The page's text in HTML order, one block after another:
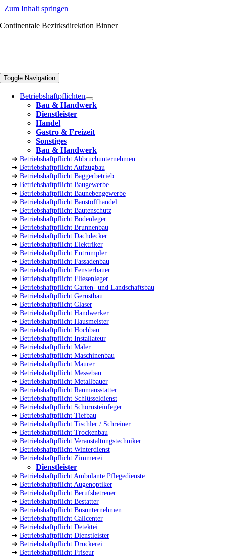
Zum Inhalt springen
Continentale Bezirksdirektion Binner
Toggle Navigation
Betriebshaftpflichten
Bau & Handwerk
Dienstleister
Handel
Gastro & Freizeit
Sonstiges
Bau & Handwerk
➔ Betriebshaftpflicht Abbruchunternehmen
➔ Betriebshaftpflicht Aufzugbau
➔ Betriebshaftpflicht Baggerbetrieb
➔ Betriebshaftpflicht Baugewerbe
➔ Betriebshaftpflicht Baunebengewerbe
➔ Betriebshaftpflicht Baustoffhandel
➔ Betriebshaftpflicht Bautenschutz
➔ Betriebshaftpflicht Bodenleger
➔ Betriebshaftpflicht Brunnenbau
➔ Betriebshaftpflicht Dachdecker
➔ Betriebshaftpflicht Elektriker
➔ Betriebshaftpflicht Entrümpler
➔ Betriebshaftpflicht Fassadenbau
➔ Betriebshaftpflicht Fensterbauer
➔ Betriebshaftpflicht Fliesenleger
➔ Betriebshaftpflicht Garten- und Landschaftsbau
➔ Betriebshaftpflicht Gerüstbau
➔ Betriebshaftpflicht Glaser
➔ Betriebshaftpflicht Handwerker
➔ Betriebshaftpflicht Hausmeister
➔ Betriebshaftpflicht Hochbau
➔ Betriebshaftpflicht Installateur
➔ Betriebshaftpflicht Maler
➔ Betriebshaftpflicht Maschinenbau
➔ Betriebshaftpflicht Maurer
➔ Betriebshaftpflicht Messebau
➔ Betriebshaftpflicht Metallbauer
➔ Betriebshaftpflicht Raumausstatter
➔ Betriebshaftpflicht Schlüsseldienst
➔ Betriebshaftpflicht Schornsteinfeger
➔ Betriebshaftpflicht Tiefbau
➔ Betriebshaftpflicht Tischler / Schreiner
➔ Betriebshaftpflicht Trockenbau
➔ Betriebshaftpflicht Veranstaltungstechniker
➔ Betriebshaftpflicht Winterdienst
➔ Betriebshaftpflicht Zimmerei
Dienstleister
➔ Betriebshaftpflicht Ambulante Pflegedienste
➔ Betriebshaftpflicht Augenoptiker
➔ Betriebshaftpflicht Berufsbetreuer
➔ Betriebshaftpflicht Bestatter
➔ Betriebshaftpflicht Busunternehmen
➔ Betriebshaftpflicht Callcenter
➔ Betriebshaftpflicht Detektei
➔ Betriebshaftpflicht Dienstleister
➔ Betriebshaftpflicht Druckerei
➔ Betriebshaftpflicht Friseur